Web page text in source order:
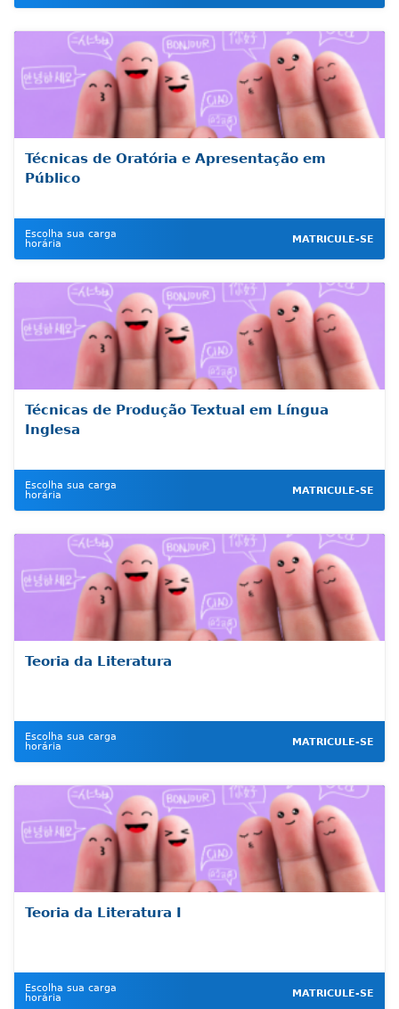
Técnicas de Oratória e Apresentação em
Público
Escolha sua carga
horária
MATRICULE-SE
Técnicas de Produção Textual em Língua
Inglesa
Escolha sua carga
horária
MATRICULE-SE
Teoria da Literatura
Escolha sua carga
horária
MATRICULE-SE
Teoria da Literatura I
Escolha sua carga
horária
MATRICULE-SE